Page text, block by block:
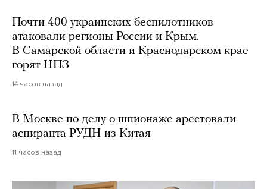
Почти 400 украинских беспилотников
атаковали регионы России и Крым.
В Самарской области и Краснодарском крае
горят НПЗ
14 часов назад
В Москве по делу о шпионаже арестовали
аспиранта РУДН из Китая
11 часов назад